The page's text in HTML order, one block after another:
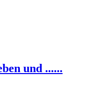
und ......